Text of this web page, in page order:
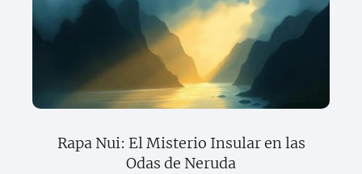
Rapa Nui: El Misterio Insular en las
Odas de Neruda